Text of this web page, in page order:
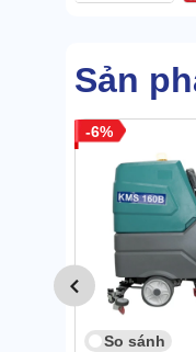
Sản
6
So sánh